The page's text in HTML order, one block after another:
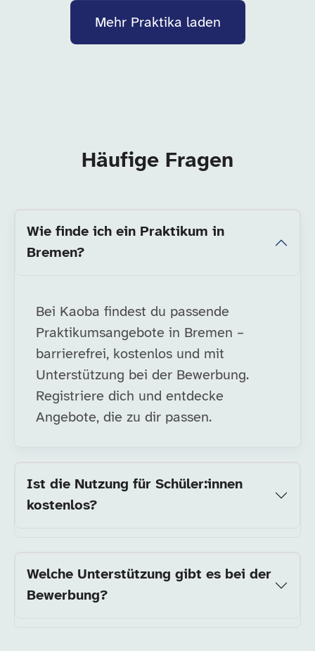
Mehr Praktika laden
Häufige Fragen
Wie finde ich ein Praktikum in
Bremen?
Bei Kaoba findest du passende
Praktikumsangebote in Bremen –
barrierefrei, kostenlos und mit
Unterstützung bei der Bewerbung.
Registriere dich und entdecke
Angebote, die zu dir passen.
Ist die Nutzung für Schüler:innen
kostenlos?
Welche Unterstützung gibt es bei der
Bewerbung?